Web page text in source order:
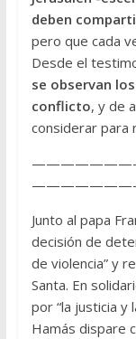
deben
pero que cada
Desde el
se observan
conflicto, y de
considerar para
Junto al papa
decisión de
de violencia” y
Santa. En
por “la justicia y
Hamás dispare